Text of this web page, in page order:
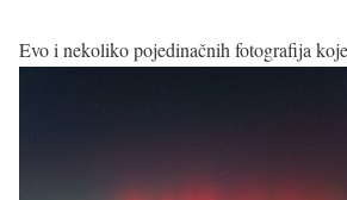
Evo i nekoliko pojedinačnih fotografija